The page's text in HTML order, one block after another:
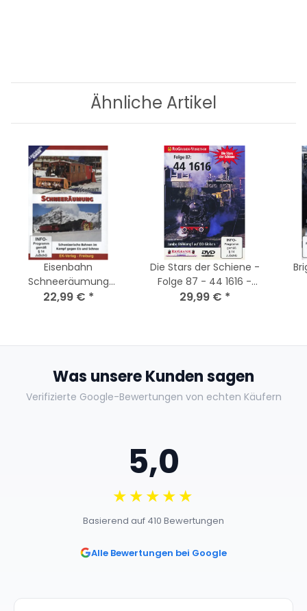
Ähnliche Artikel
Eisenbahn
Schneeräumung
Abenteuer Schweiz Zug
22,99 € *
Die Stars der Schiene -
Folge 87 - 44 1616 -
Volldampf / DVD
29,99 € *
Was unsere Kunden sagen
Verifizierte Google-Bewertungen von echten Käufern
5,0
★★★★★
Basierend auf 410 Bewertungen
Alle Bewertungen bei Google